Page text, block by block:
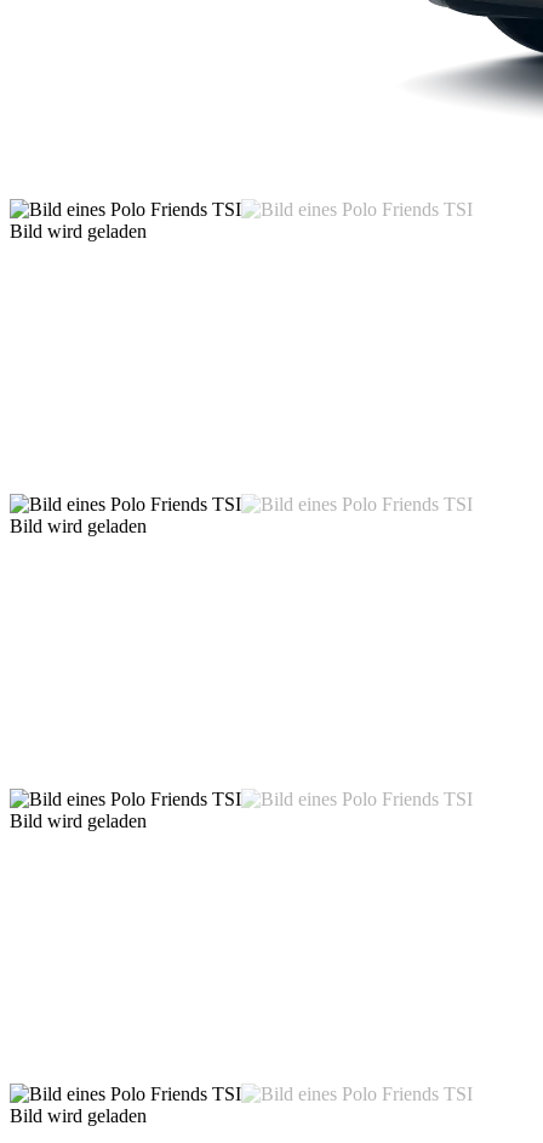
Bild wird geladen
Bild wird geladen
Bild wird geladen
Bild wird geladen